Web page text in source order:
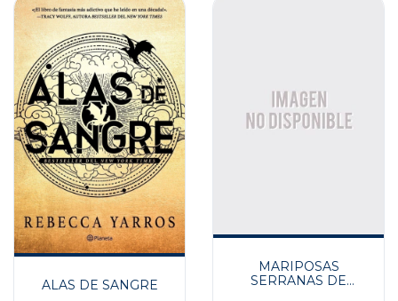
ALAS DE SANGRE
MARIPOSAS
SERRANAS DE